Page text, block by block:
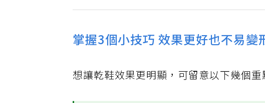
掌握3個小技巧 效果更好也不易變
想讓乾鞋效果更明顯，可留意以下幾個重